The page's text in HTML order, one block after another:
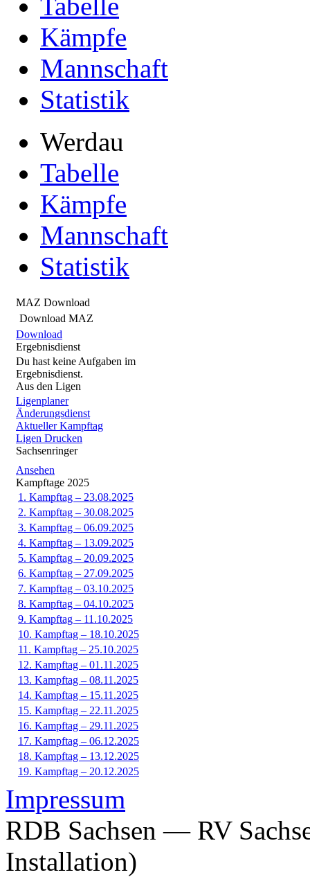
Kämpfe
Mannschaft
Statistik
Werdau
Tabelle
Kämpfe
Mannschaft
Statistik
MAZ Download
Download MAZ
Download
Ergebnisdienst
Du hast keine Aufgaben im
Ergebnisdienst.
Aus den Ligen
Ligenplaner
Änderungsdienst
Aktueller Kampftag
Ligen Drucken
Sachsenringer
Ansehen
Kampftage 2025
1. Kampftag – 23.08.2025
2. Kampftag – 30.08.2025
3. Kampftag – 06.09.2025
4. Kampftag – 13.09.2025
5. Kampftag – 20.09.2025
6. Kampftag – 27.09.2025
7. Kampftag – 03.10.2025
8. Kampftag – 04.10.2025
9. Kampftag – 11.10.2025
10. Kampftag – 18.10.2025
11. Kampftag – 25.10.2025
12. Kampftag – 01.11.2025
13. Kampftag – 08.11.2025
14. Kampftag – 15.11.2025
15. Kampftag – 22.11.2025
16. Kampftag – 29.11.2025
17. Kampftag – 06.12.2025
18. Kampftag – 13.12.2025
19. Kampftag – 20.12.2025
Impressum
RDB Sachsen — RV
Installation)